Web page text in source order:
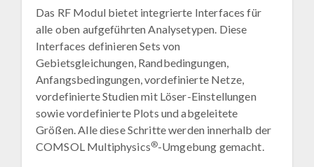
Das RF Modul bietet integrierte Interfaces für
alle oben aufgeführten Analysetypen. Diese
Interfaces definieren Sets von
Gebietsgleichungen, Randbedingungen,
Anfangsbedingungen, vordefinierte Netze,
vordefinierte Studien mit Löser-Einstellungen
sowie vordefinierte Plots und abgeleitete
Größen. Alle diese Schritte werden innerhalb der
COMSOL Multiphysics®-Umgebung gemacht.